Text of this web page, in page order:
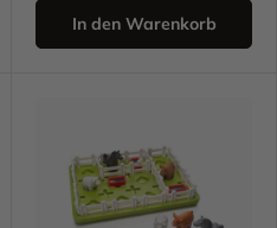
In den Warenkorb